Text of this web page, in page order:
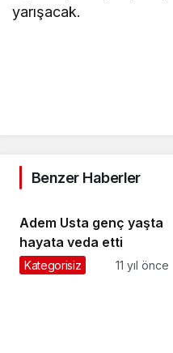
yarışacak.
Benzer Haberler
Adem Usta genç yaşta
hayata veda etti
Kategorisiz 11 yıl önce